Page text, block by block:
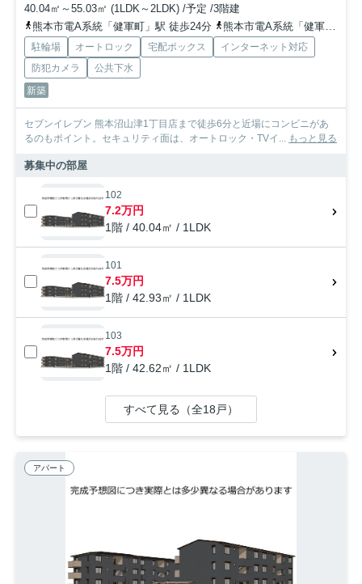
40.04㎡～55.03㎡ (1LDK～2LDK) /予定 /3階建
熊本市電A系統「健軍町」駅 徒歩24分
熊本市電A系統「健軍交番前」駅 徒歩29分
駐輪場 オートロック 宅配ボックス
インターネット対応
防犯カメラ
公共下水
新築
セブンイレブン 熊本沼山津1丁目店まで徒歩6分と近場にコンビニがあ
るのもポイント。セキュリティ面は、オートロック・TVイ... もっと見る
募集中の部屋
102
7.2万円
1階 / 40.04㎡ / 1LDK
101
7.5万円
1階 / 42.93㎡ / 1LDK
103
7.5万円
1階 / 42.62㎡ / 1LDK
すべて見る（全18戸）
アパート